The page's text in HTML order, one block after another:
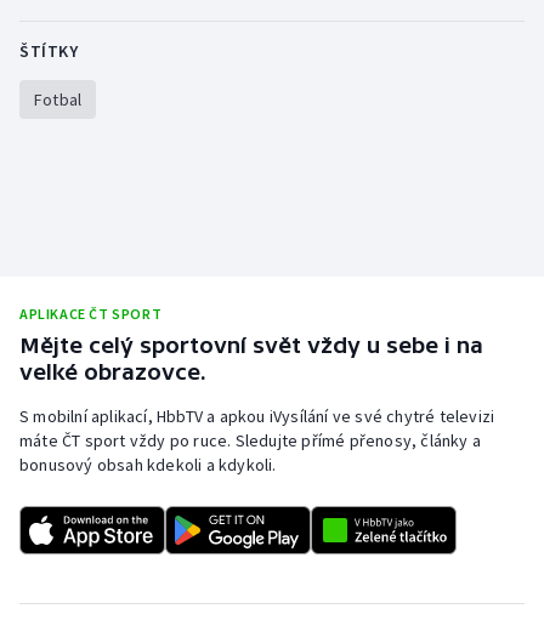
ŠTÍTKY
Fotbal
APLIKACE ČT SPORT
Mějte celý sportovní svět vždy u sebe i na
velké obrazovce.
S mobilní aplikací, HbbTV a apkou iVysílání ve své chytré televizi
máte ČT sport vždy po ruce. Sledujte přímé přenosy, články a
bonusový obsah kdekoli a kdykoli.